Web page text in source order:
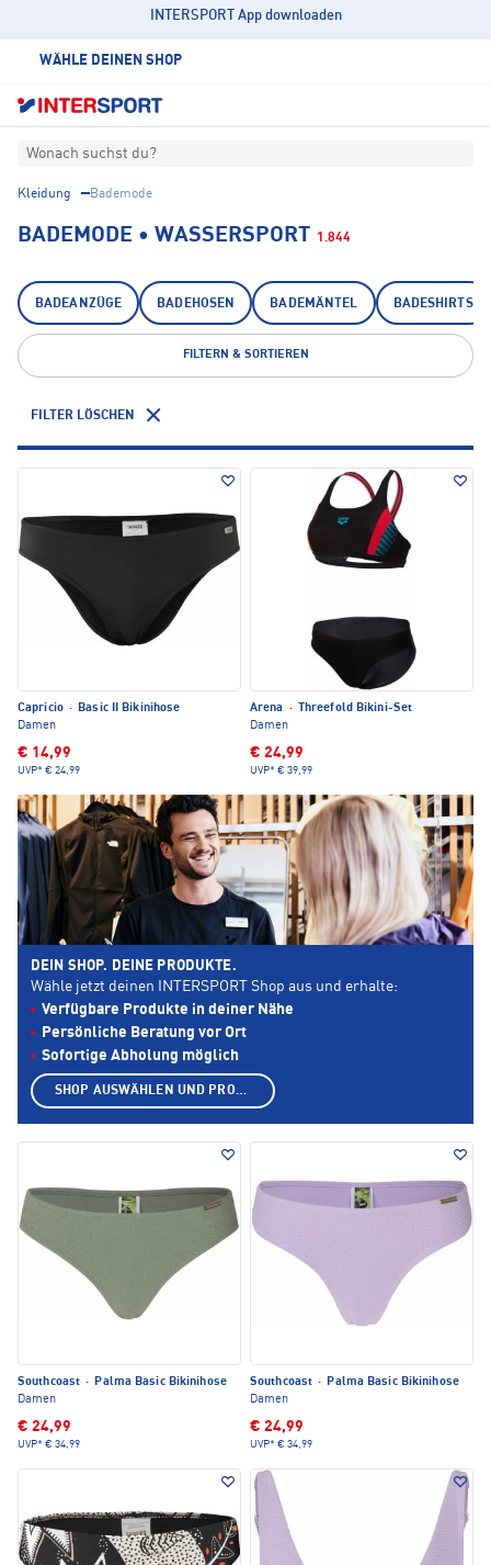
INTERSPORT App downloaden
WÄHLE DEINEN SHOP
Wonach suchst du?
Kleidung Bademode
BADEMODE • WASSERSPORT 1.844
BADEANZÜGE BADEHOSEN BADEMÄNTEL BADESHIRTS
FILTERN & SORTIEREN
FILTER LÖSCHEN
Capricio ·
Basic II Bikinihose
Damen
€ 14,99
UVP* € 24,99
Arena ·
Threefold Bikini-Set
Damen
€ 24,99
UVP* € 39,99
Southcoast · Palma Basic Bikinihose
Damen
€ 24,99
UVP* € 34,99
Southcoast · Palma Basic Bikinihose
Damen
€ 24,99
UVP* € 34,99
DEIN SHOP. DEINE PRODUKTE.
Wähle jetzt deinen INTERSPORT Shop aus und erhalte:
Verfügbare Produkte in deiner Nähe
Persönliche Beratung vor Ort
Sofortige Abholung möglich
SHOP AUSWÄHLEN UND PRODUKTE ANZEIGEN